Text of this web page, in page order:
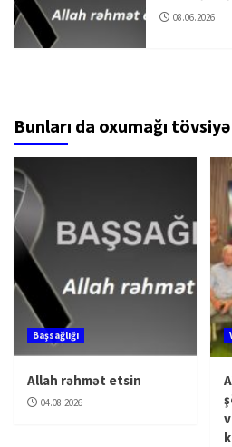
08.06.2026
Bunları da oxumağı
Başsağlığı
Allah rəhmət etsin
04.08.2026